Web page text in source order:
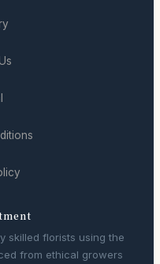
skilled florists using the
from ethical growers